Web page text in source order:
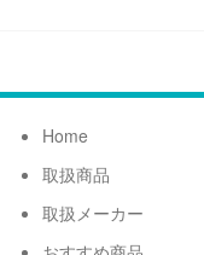
Home
取扱商品
取扱メーカー